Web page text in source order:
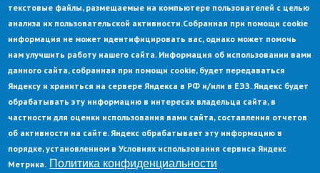
© Администрация города Заречный
Электронная почта:
adm@zarechny.zato.ru
sends
e-
mail)
Пензенская обл, г. Заречный, пр-кт. 30-летия Победы, д. 27, 442960
При публикации материалов сайта ссылка на источник обязательна.
Политика конфиденциальности Ссылка на старый сайт
текстовые файлы, размещаемые на компьютере пользователей с целью
анализа их пользовательской активности.Собранная при помощи cookie
информация не может идентифицировать вас, однако может помочь
нам улучшить работу нашего сайта. Информация об использовании вами
данного сайта, собранная при помощи cookie, будет передаваться
Яндексу и храниться на сервере Яндекса в РФ и/или в ЕЭЗ. Яндекс будет
обрабатывать эту информацию в интересах владельца сайта, в
частности для оценки использования вами сайта, составления отчетов
об активности на сайте. Яндекс обрабатывает эту информацию в
порядке, установленном в Условиях использования сервиса Яндекс
Метрика. Политика конфиденциальности